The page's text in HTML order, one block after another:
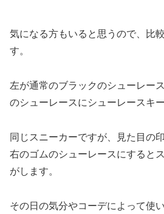
気になる方もいると思うので、比
す。
左が通常のブラックのシューレー
のシューレースにシューレースキ
同じスニーカーですが、見た目の
右のゴムのシューレースにすると
がします。
その日の気分やコーデによって使